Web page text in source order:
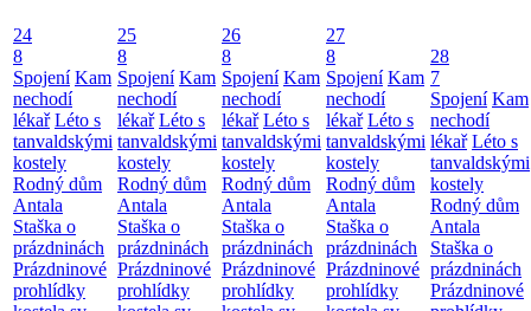
24
8
Spojení Kam
nechodí
lékař Léto s
tanvaldskými
kostely
Rodný dům
Antala
Staška o
prázdninách
Prázdninové
prohlídky
25
8
Spojení Kam
nechodí
lékař Léto s
tanvaldskými
kostely
Rodný dům
Antala
Staška o
prázdninách
Prázdninové
prohlídky
26
8
Spojení Kam
nechodí
lékař Léto s
tanvaldskými
kostely
Rodný dům
Antala
Staška o
prázdninách
Prázdninové
prohlídky
27
8
Spojení Kam
nechodí
lékař Léto s
tanvaldskými
kostely
Rodný dům
Antala
Staška o
prázdninách
Prázdninové
prohlídky
28
7
Spojení Kam
nechodí
lékař Léto s
tanvaldskými
kostely
Rodný dům
Antala
Staška o
prázdninách
Prázdninové